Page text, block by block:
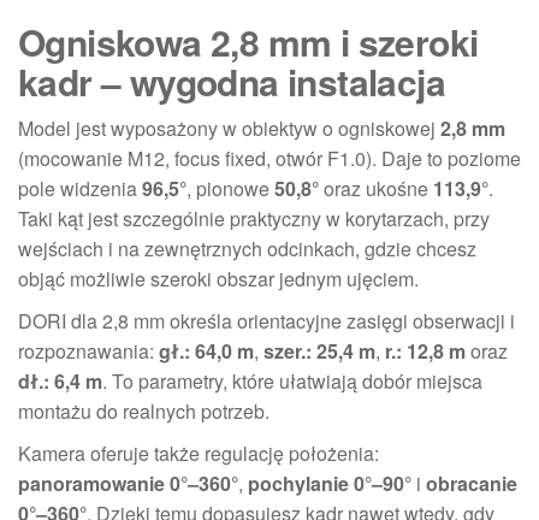
Ogniskowa 2,8 mm i szeroki
kadr – wygodna instalacja
Model jest wyposażony w obiektyw o ogniskowej 2,8 mm
(mocowanie M12, focus fixed, otwór F1.0). Daje to poziome
pole widzenia96,5°, pionowe50,8°oraz ukośne 113,9°.
Taki kąt jest szczególnie praktyczny w korytarzach, przy
wejściach i na zewnętrznych odcinkach, gdzie chcesz
objąć możliwie szeroki obszar jednym ujęciem.
DORI dla 2,8 mm określa orientacyjne zasięgi obserwacji i
rozpoznawania: gł.: 64,0 m, szer.: 25,4 m, r.: 12,8 moraz
dł.: 6,4 m. To parametry, które ułatwiają dobór miejsca
montażu do realnych potrzeb.
Kamera oferuje także regulację położenia:
panoramowanie 0°–360°, pochylanie 0°–90° i obracanie
0°–360°. Dzięki temu dopasujesz kadr nawet wtedy, gdy